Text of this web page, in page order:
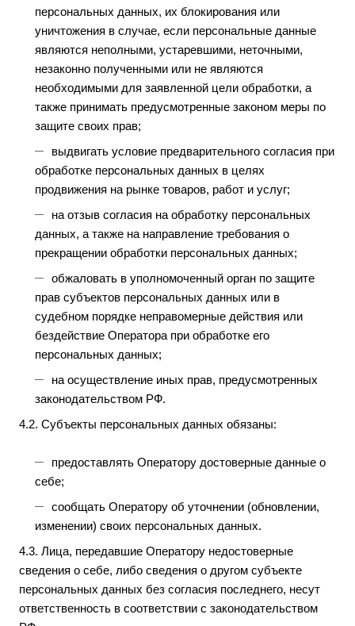
персональных данных, их блокирования или
уничтожения в случае, если персональные данные
являются неполными, устаревшими, неточными,
незаконно полученными или не являются
необходимыми для заявленной цели обработки, а
также принимать предусмотренные законом меры по
защите своих прав;
выдвигать условие предварительного согласия при
обработке персональных данных в целях
продвижения на рынке товаров, работ и услуг;
на отзыв согласия на обработку персональных
данных, а также на направление требования о
прекращении обработки персональных данных;
обжаловать в уполномоченный орган по защите
прав субъектов персональных данных или в
судебном порядке неправомерные действия или
бездействие Оператора при обработке его
персональных данных;
на осуществление иных прав, предусмотренных
законодательством РФ.
4.2. Субъекты персональных данных обязаны:
предоставлять Оператору достоверные данные о
себе;
сообщать Оператору об уточнении (обновлении,
изменении) своих персональных данных.
4.3. Лица, передавшие Оператору недостоверные
сведения о себе, либо сведения о другом субъекте
персональных данных без согласия последнего, несут
ответственность в соответствии с законодательством